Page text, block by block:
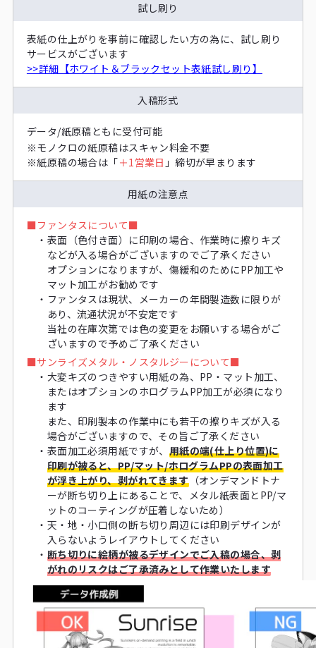
試し刷り
表紙の仕上がりを事前に確認したい方の為に、試し刷り
サービスがございます
>>詳細【ホワイト＆ブラックセット表紙試し刷り】
入稿形式
データ/紙原稿ともに受付可能
※モノクロの紙原稿はスキャン料金不要
※紙原稿の場合は「＋1営業日 」締切が早まります
用紙の注意点
■ファンタスについて■
・ 表面（色付き面）に印刷の場合、作業時に擦りキズ
などが入る場合がございますのでご了承ください
オプションになりますが、傷緩和のためにPP加工や
マット加工がお勧めです
・ ファンタスは現状、メーカーの年間製造数に限りが
あり、流通状況が不安定です
当社の在庫次第では色の変更をお願いする場合がご
ざいますので予めご了承ください
■サンライズメタル・ノスタルジーについて■
・ 大変キズのつきやすい用紙の為、PP・マット加工、
またはオプションのホログラムPP加工が必須になり
ます
また、印刷製本の作業中にも若干の擦りキズが入る
場合がございますので、その旨ご了承ください
・ 表面加工必須用紙ですが、 用紙の端(仕上り位置)に
印刷が被ると、PP/マット/ホログラムPPの表面加工
が浮き上がり、剥がれてきます（オンデマンドトナ
ーが断ち切り上にあることで、メタル紙表面とPP/マ
ットのコーティングが圧着しないため）
・ 天・地・小口側の断ち切り周辺には印刷デザインが
入らないようレイアウトしてください
・ 断ち切りに絵柄が被るデザインでご入稿の場合、剥
がれのリスクはご了承済みとして作業いたします